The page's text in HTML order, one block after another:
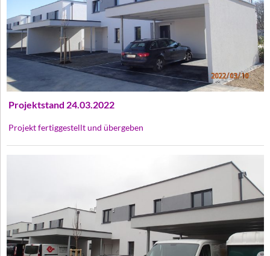
Projektstand 24.03.2022
Projekt fertiggestellt und übergeben